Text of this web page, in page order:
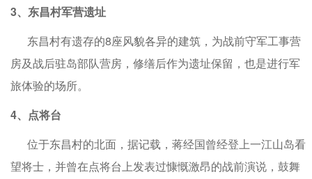
3、东昌村军营遗址
东昌村有遗存的8座风貌各异的建筑，为战前守军工事营
房及战后驻岛部队营房，修缮后作为遗址保留，也是进行军
旅体验的场所。
4、点将台
位于东昌村的北面，据记载，蒋经国曾经登上一江山岛看
望将士，并曾在点将台上发表过慷慨激昂的战前演说，鼓舞